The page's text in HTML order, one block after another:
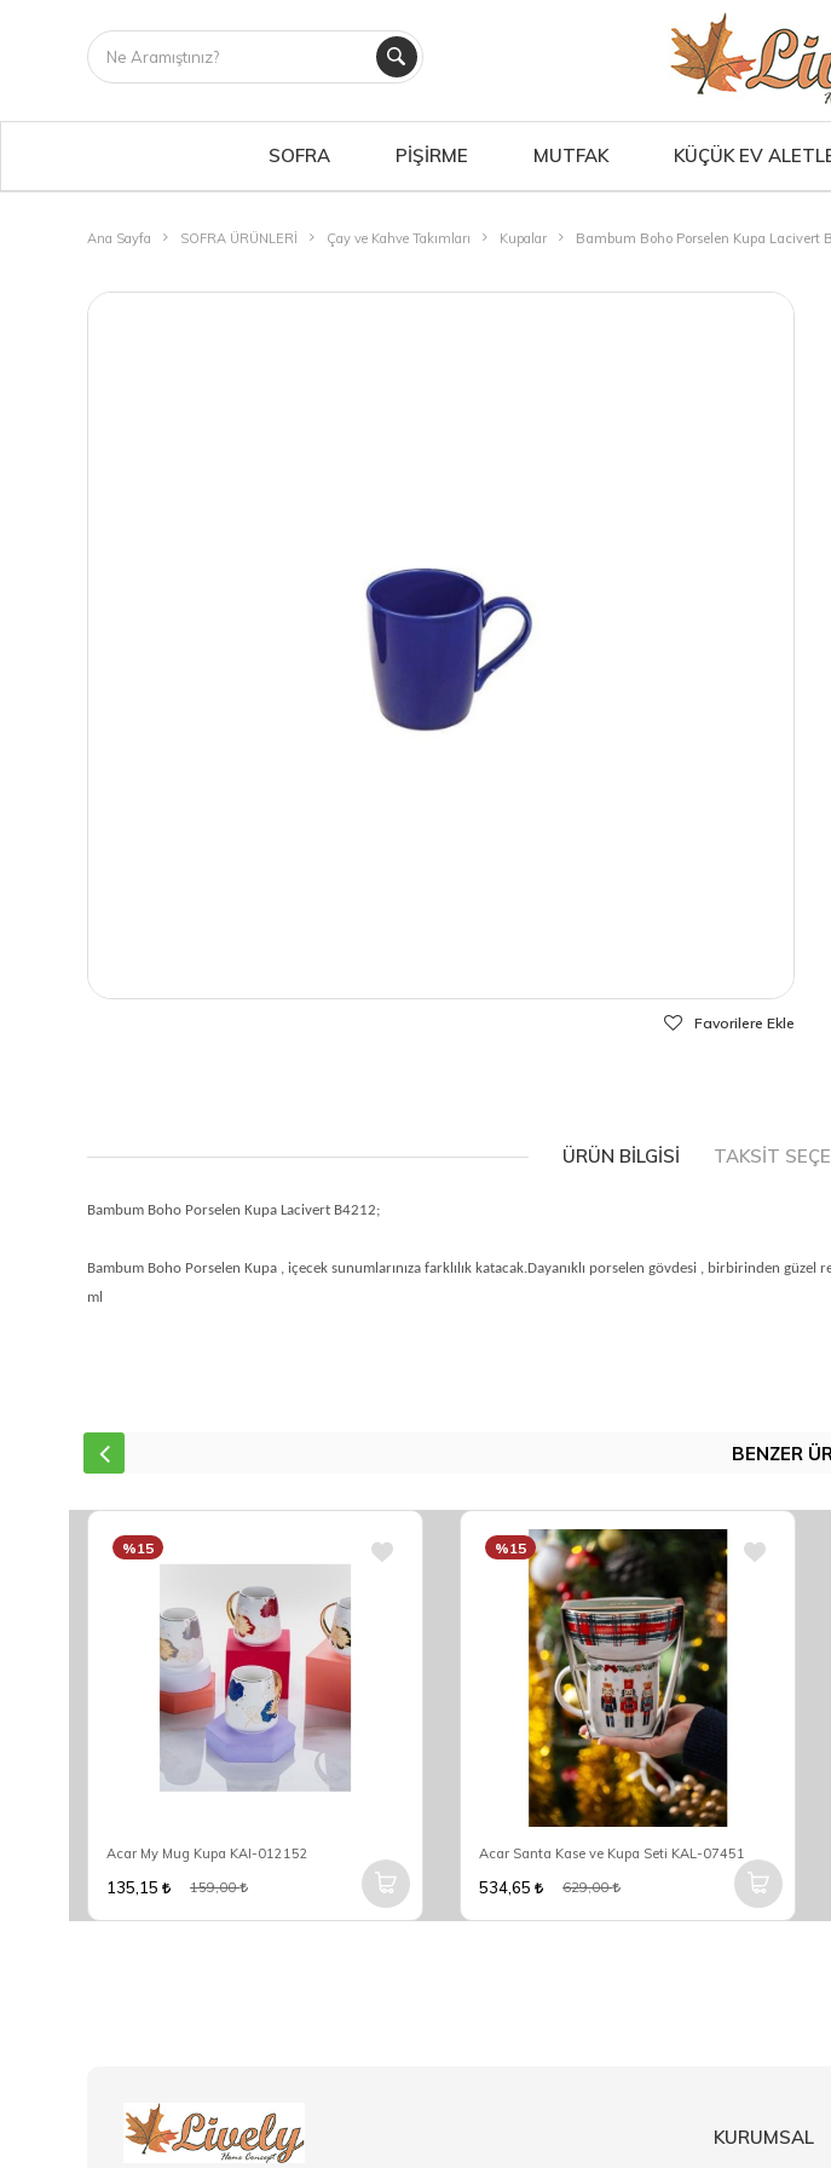
SOFRA PİŞİRME MUTFAK KÜÇÜK EV
Ana Sayfa SOFRA ÜRÜNLERİ Çay ve Kahve Takımları Kupalar Bambum Boho Porselen Kupa Lacivert
Favorilere Ekle
ÜRÜN BILGISI TAKSIT
Bambum Boho Porselen Kupa Lacivert B4212;
Bambum Boho Porselen Kupa , içecek sunumlarınıza farklılık katacak.Dayanıklı porselen gövdesi , birbirinden
ml
BENZER
Acar My Mug Kupa KAI-012152
%15
135,15 159,00
Acar Santa Kase ve Kupa Seti KAL-07451
%15
534,65 629,00
KURUMSAL